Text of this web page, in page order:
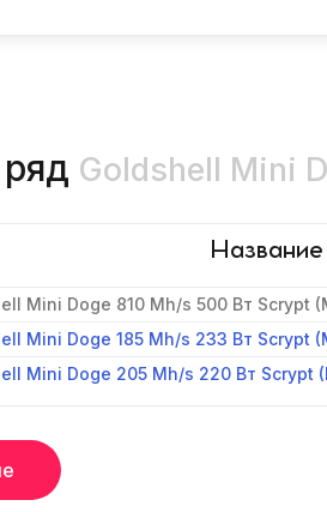
Goldshell Mini
Название
Mini Doge 810 Mh/s 500 Вт Scrypt
Mini Doge 185 Mh/s 233 Вт Scrypt
Mini Doge 205 Mh/s 220 Вт Scrypt